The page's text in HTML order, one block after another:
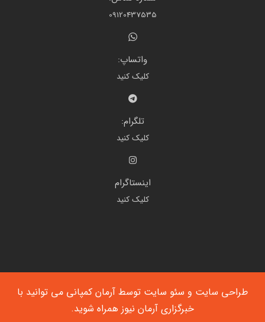
09120437535
واتساپ:
کلیک کنید
تلگرام:
کلیک کنید
اینستاگرام
کلیک کنید
طراحی سایت و سئو سایت توسط آرمان کمپانی می توانید با
خبرگزاری آرمان نیوز همراه شوید.